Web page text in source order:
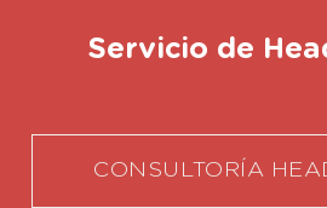
Servicio de
CONSULTORÍA